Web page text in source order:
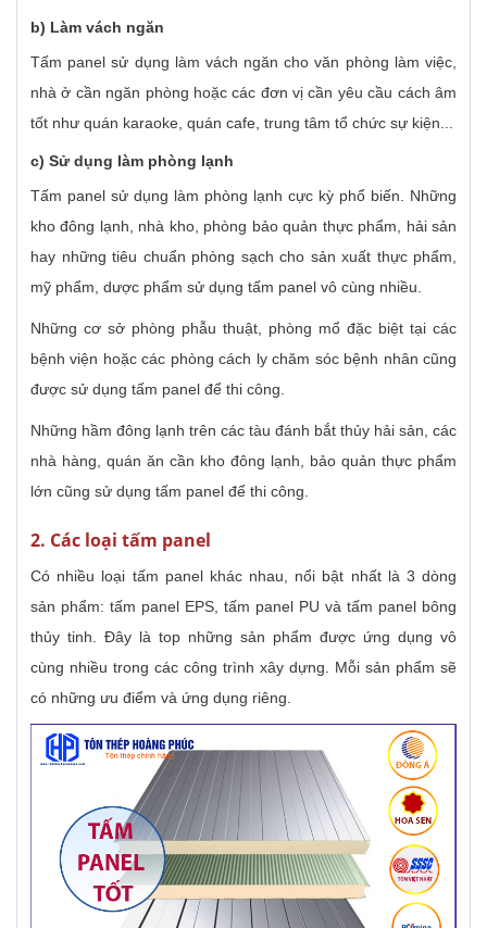
b) Làm vách ngăn
Tấm panel sử dụng làm vách ngăn cho văn phòng làm việc,
nhà ở cần ngăn phòng hoặc các đơn vị cần yêu cầu cách âm
tốt như quán karaoke, quán cafe, trung tâm tổ chức sự kiện...
c) Sử dụng làm phòng lạnh
Tấm panel sử dụng làm phòng lạnh cực kỳ phổ biến. Những
kho đông lạnh, nhà kho, phòng bảo quản thực phẩm, hải sản
hay những tiêu chuẩn phòng sạch cho sản xuất thực phẩm,
mỹ phẩm, dược phẩm sử dụng tấm panel vô cùng nhiều.
Những cơ sở phòng phẫu thuật, phòng mổ đặc biệt tại các
bệnh viện hoặc các phòng cách ly chăm sóc bệnh nhân cũng
được sử dụng tấm panel để thi công.
Những hầm đông lạnh trên các tàu đánh bắt thủy hải sản, các
nhà hàng, quán ăn cần kho đông lạnh, bảo quản thực phẩm
lớn cũng sử dụng tấm panel để thi công.
2. Các loại tấm panel
Có nhiều loại tấm panel khác nhau, nổi bật nhất là 3 dòng
sản phẩm: tấm panel EPS, tấm panel PU và tấm panel bông
thủy tinh. Đây là top những sản phẩm được ứng dụng vô
cùng nhiều trong các công trình xây dựng. Mỗi sản phẩm sẽ
có những ưu điểm và ứng dụng riêng.